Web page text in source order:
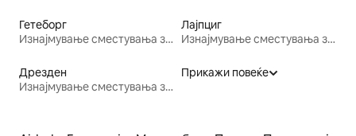
Гетеборг
Изнајмување сместувања за одмор
Лајпциг
Изнајмување сместувања за одмор
Дрезден
Изнајмување сместувања за одмор
Прикажи повеќе